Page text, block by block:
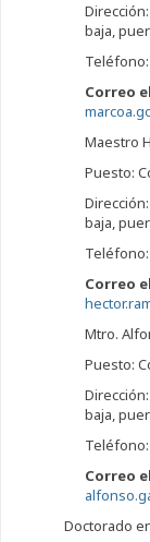
baja,
Teléfono:
Correo
Maestro
Puesto:
baja,
Teléfono:
Correo
Mtro.
Puesto:
baja,
Teléfono:
Correo
Doctorado